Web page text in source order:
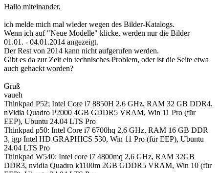
Hallo miteinander,
ich melde mich mal wieder wegen des Bilder-Katalogs.
Wenn ich auf "Neue Modelle" klicke, werden nur die Bilder
01.01. - 04.01.2014 angezeigt.
Der Rest von 2014 kann nicht aufgerufen werden.
Gibt es da zur Zeit ein technisches Problem, oder ist die Seite etwa
auch gehackt worden?
Gruß
vaueh
Thinkpad P52; Intel Core i7 8850H 2,6 GHz, RAM 32 GB DDR4,
nVidia Quadro P2000 4GB GDDR5 VRAM, Win 11 Pro (für
EEP), Ubuntu 24.04 LTS Pro
Thinkpad p50: Intel Core i7 6700hq 2,6 GHz, RAM 16 GB DDR
3, igp Intel HD GRAPHICS 530, Win 11 Pro (für EEP), Ubuntu
24.04 LTS Pro
Thinkpad W540: Intel core i7 4800mq 2,6 GHz, RAM 32GB
DDR3, nvidia Quadro k1100m 2GB GDDR5 VRAM, Win 10 (für